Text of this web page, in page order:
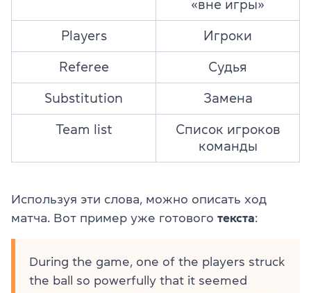
«вне игры»
Players Игроки
Referee Судья
Substitution Замена
Team list
Список игроков
команды
Используя эти слова, можно описать ход
матча. Вот пример уже готового текста:
During the game, one of the players struck
the ball so powerfully that it seemed